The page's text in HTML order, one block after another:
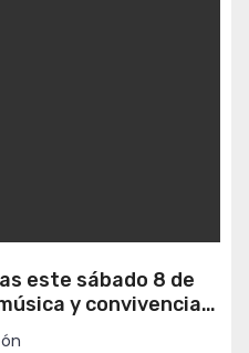
este sábado 8 de
y convivencia